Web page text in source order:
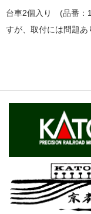
台車2個入り (品番：
すが、取付には問題あ